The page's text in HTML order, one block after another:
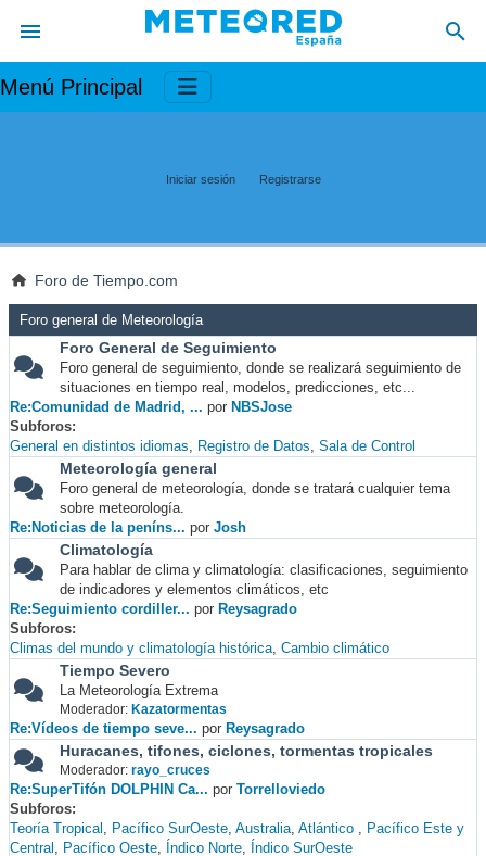
Menú Principal
Iniciar sesión Registrarse
Foro de Tiempo.com
Foro general de Meteorología
Foro General de Seguimiento
Foro general de seguimiento, donde se realizará seguimiento de
situaciones en tiempo real, modelos, predicciones, etc...
Re:Comunidad de Madrid, ... por NBSJose
Subforos
General en distintos idiomas
Registro de Datos Sala de Control
Meteorología general
Foro general de meteorología, donde se tratará cualquier tema
sobre meteorología.
Re:Noticias de la peníns... por Josh
Climatología
Para hablar de clima y climatología: clasificaciones, seguimiento
de indicadores y elementos climáticos, etc
Re:Seguimiento cordiller... por Reysagrado
Subforos
Climas del mundo y climatología histórica Cambio climático
Tiempo Severo
La Meteorología Extrema
Moderador: Kazatormentas
Re:Vídeos de tiempo seve... por Reysagrado
Huracanes, tifones, ciclones, tormentas tropicales
Moderador: rayo_cruces
Re:SuperTifón DOLPHIN Ca... por Torrelloviedo
Subforos
Teoría Tropical
Pacífico SurOeste Australia Atlántico
Pacífico Este y
Central
Pacífico Oeste Índico Norte Índico SurOeste